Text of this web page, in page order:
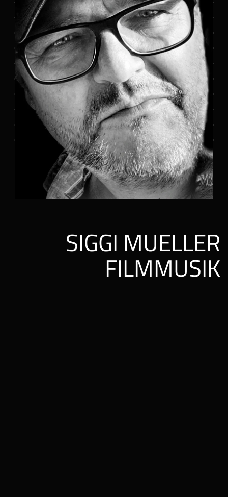
SIGGI MUELLER
FILM­MUSIK